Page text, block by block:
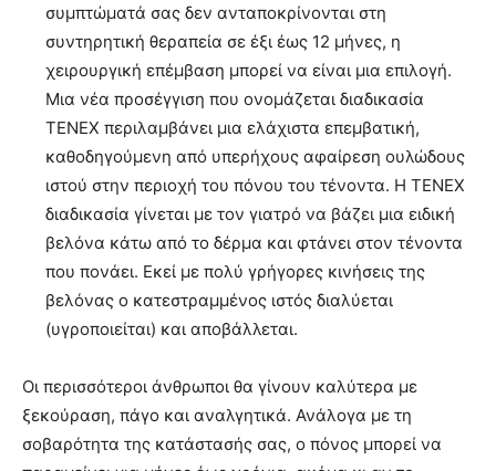
συμπτώματά σας δεν ανταποκρίνονται στη
συντηρητική θεραπεία σε έξι έως 12 μήνες, η
χειρουργική επέμβαση μπορεί να είναι μια επιλογή.
Μια νέα προσέγγιση που ονομάζεται διαδικασία
TENEX περιλαμβάνει μια ελάχιστα επεμβατική,
καθοδηγούμενη από υπερήχους αφαίρεση ουλώδους
ιστού στην περιοχή του πόνου του τένοντα. Η TENEX
διαδικασία γίνεται με τον γιατρό να βάζει μια ειδική
βελόνα κάτω από το δέρμα και φτάνει στον τένοντα
που πονάει. Εκεί με πολύ γρήγορες κινήσεις της
βελόνας ο κατεστραμμένος ιστός διαλύεται
(υγροποιείται) και αποβάλλεται.
Οι περισσότεροι άνθρωποι θα γίνουν καλύτερα με
ξεκούραση, πάγο και αναλγητικά. Ανάλογα με τη
σοβαρότητα της κατάστασής σας, ο πόνος μπορεί να